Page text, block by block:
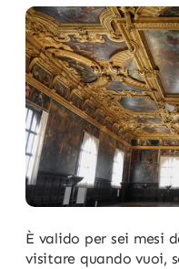
È valido per sei mesi
visitare quando vuoi,